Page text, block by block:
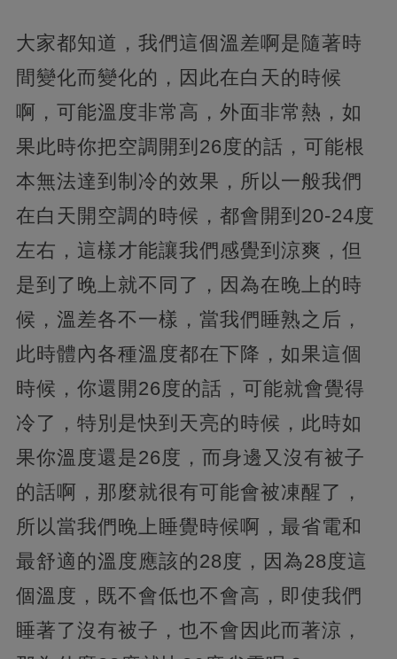
大家都知道，我們這個溫差啊是隨著時
間變化而變化的，因此在白天的時候
啊，可能溫度非常高，外面非常熱，如
果此時你把空調開到26度的話，可能根
本無法達到制冷的效果，所以一般我們
在白天開空調的時候，都會開到20-24度
左右，這樣才能讓我們感覺到涼爽，但
是到了晚上就不同了，因為在晚上的時
候，溫差各不一樣，當我們睡熟之后，
此時體內各種溫度都在下降，如果這個
時候，你還開26度的話，可能就會覺得
冷了，特別是快到天亮的時候，此時如
果你溫度還是26度，而身邊又沒有被子
的話啊，那麼就很有可能會被凍醒了，
所以當我們晚上睡覺時候啊，最省電和
最舒適的溫度應該的28度，因為28度這
個溫度，既不會低也不會高，即使我們
睡著了沒有被子，也不會因此而著涼，